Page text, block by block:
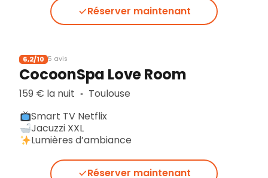
Réserver maintenant
6,2/10 5 avis
CocoonSpa Love Room
159 € la nuit ▪︎ Toulouse
Smart TV Netflix
Jacuzzi XXL
Lumières d’ambiance
Réserver maintenant